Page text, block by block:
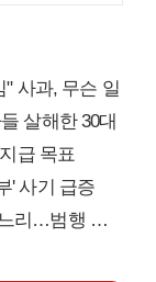
" 사과, 무슨 일
살해한 30대
급 목표
' 사기 급증
행 동기는